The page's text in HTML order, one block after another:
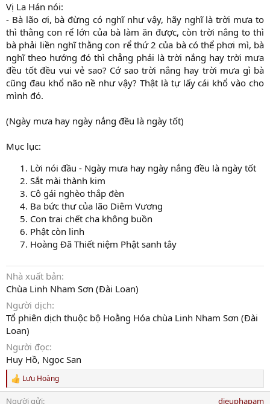
Vị La Hán nói:
- Bà lão ơi, bà đừng có nghĩ như vậy, hãy nghĩ là trời mưa to
thì thằng con rể lớn của bà làm ăn được, còn trời nắng to thì
bà phải liền nghĩ thằng con rể thứ 2 của bà có thể phơi mì, bà
nghĩ theo hướng đó thì chẳng phải là trời nắng hay trời mưa
đều tốt đều vui vẻ sao? Cớ sao trời nắng hay trời mưa gì bà
cũng đau khổ não nề như vậy? Thật là tự lấy cái khổ vào cho
mình đó.
(Ngày mưa hay ngày nắng đều là ngày tốt)
Mục lục:
Lời nói đầu - Ngày mưa hay ngày nắng đều là ngày tốt
Sắt mài thành kim
Cô gái nghèo thắp đèn
Ba bức thư của lão Diêm Vương
Con trai chết cha không buồn
Phật còn linh
Hoàng Đã Thiết niệm Phật sanh tây
Nhà xuất bản
Chùa Linh Nham Sơn (Đài Loan)
Người dịch
Tổ phiên dịch thuộc bộ Hoằng Hóa chùa Linh Nham Sơn (Đài
Loan)
Người đọc
Huy Hồ, Ngọc San
R
e
a
Lưu Hoàng
Người gửi
dieuphapam